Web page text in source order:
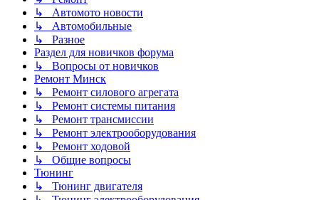
↳ Автомото новости
↳ Автомобильные
↳ Разное
Раздел для новичков форума
↳ Вопросы от новичков
Ремонт Минск
↳ Ремонт силового агрегата
↳ Ремонт системы питания
↳ Ремонт трансмиссии
↳ Ремонт электрооборудования
↳ Ремонт ходовой
↳ Общие вопросы
Тюнинг
↳ Тюнинг двигателя